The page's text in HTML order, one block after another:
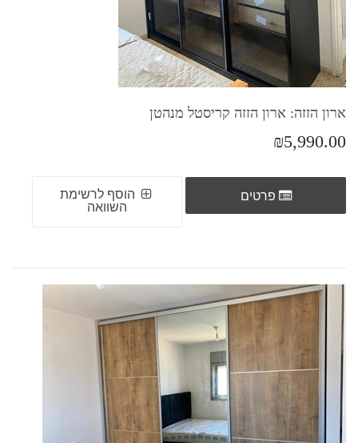
ארון הזזה: ארון הזזה קריסטל מנהטן
₪5,990.00
פרטים
הוסף לרשימת
השוואה